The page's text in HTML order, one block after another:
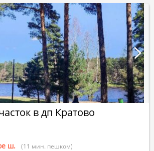
в дп Кратово
ш. (11 мин. пешком)